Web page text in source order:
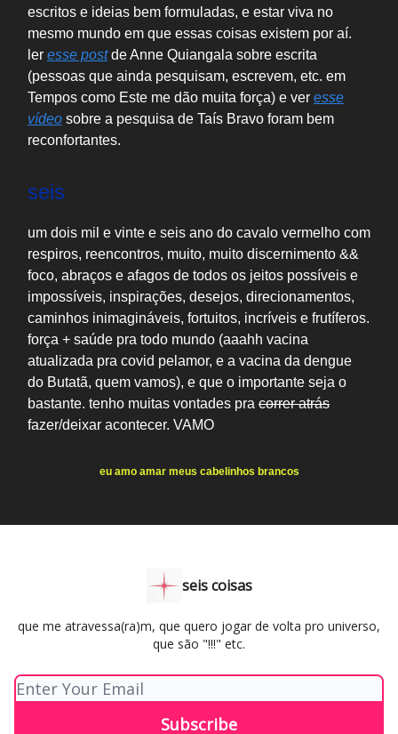
escritos e ideias bem formuladas, e estar viva no
mesmo mundo em que essas coisas existem por aí.
ler esse postde Anne Quiangala sobre escrita
(pessoas que ainda pesquisam, escrevem, etc. em
Tempos como Este me dão muita força) e ver esse
vídeo sobre a pesquisa de Taís Bravo foram bem
reconfortantes.
seis
um dois mil e vinte e seis ano do cavalo vermelho com
respiros, reencontros, muito, muito discernimento &&
foco, abraços e afagos de todos os jeitos possíveis e
impossíveis, inspirações, desejos, direcionamentos,
caminhos inimagináveis, fortuitos, incríveis e frutíferos.
força + saúde pra todo mundo (aaahh vacina
atualizada pra covid pelamor, e a vacina da dengue
do Butatã, quem vamos), e que o importante seja o
bastante. tenho muitas vontades pra correr atrás
fazer/deixar acontecer. VAMO
eu amo amar meus cabelinhos brancos
seis coisas
que me atravessa(ra)m, que quero jogar de volta pro universo,
que são "!!!" etc.